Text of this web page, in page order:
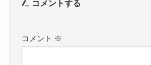
コメントする
コメント ※